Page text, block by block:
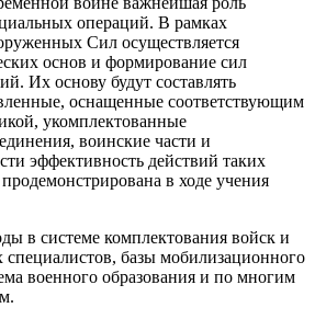
операций. В рамках
Сил осуществляется
основ и формирование сил
Их основу будут составлять
оснащенные соответствующим
укомплектованные
воинские части и
эффективность действий таких
в ходе учения
в системе комплектования войск и
базы мобилизационного
военного образования и по многим